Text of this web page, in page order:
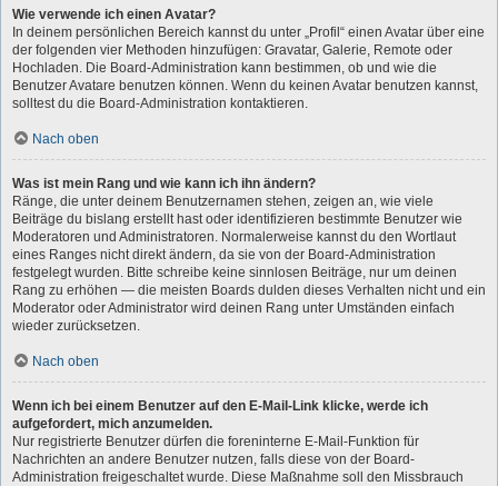
Wie verwende ich einen Avatar?
In deinem persönlichen Bereich kannst du unter „Profil“ einen Avatar über eine
der folgenden vier Methoden hinzufügen: Gravatar, Galerie, Remote oder
Hochladen. Die Board-Administration kann bestimmen, ob und wie die
Benutzer Avatare benutzen können. Wenn du keinen Avatar benutzen kannst,
solltest du die Board-Administration kontaktieren.
Nach oben
Was ist mein Rang und wie kann ich ihn ändern?
Ränge, die unter deinem Benutzernamen stehen, zeigen an, wie viele
Beiträge du bislang erstellt hast oder identifizieren bestimmte Benutzer wie
Moderatoren und Administratoren. Normalerweise kannst du den Wortlaut
eines Ranges nicht direkt ändern, da sie von der Board-Administration
festgelegt wurden. Bitte schreibe keine sinnlosen Beiträge, nur um deinen
Rang zu erhöhen — die meisten Boards dulden dieses Verhalten nicht und ein
Moderator oder Administrator wird deinen Rang unter Umständen einfach
wieder zurücksetzen.
Nach oben
Wenn ich bei einem Benutzer auf den E-Mail-Link klicke, werde ich
aufgefordert, mich anzumelden.
Nur registrierte Benutzer dürfen die foreninterne E-Mail-Funktion für
Nachrichten an andere Benutzer nutzen, falls diese von der Board-
Administration freigeschaltet wurde. Diese Maßnahme soll den Missbrauch